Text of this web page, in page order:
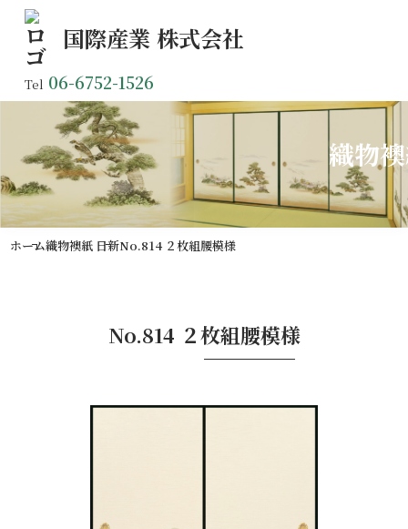
国際産業 株式会社
Tel 06-6752-1526
織物
ホーム織物襖紙 日新No.814 ２枚組腰模様
No.814 ２枚組腰模様